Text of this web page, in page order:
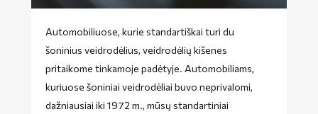
Automobiliuose, kurie standartiškai turi du
šoninius veidrodėlius, veidrodėlių kišenes
pritaikome tinkamoje padėtyje. Automobiliams,
kuriuose šoniniai veidrodėliai buvo neprivalomi,
dažniausiai iki 1972 m., mūsų standartiniai